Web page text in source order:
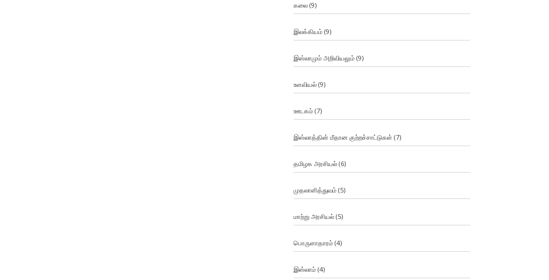
கலை(9)
இலக்கியம்(9)
இஸ்லாமும் அறிவியலும்(9)
உளவியல்(9)
ஊடகம்(7)
இஸ்லாத்தின் மீதான குற்றச்சாட்டுகள் (7)
தமிழக அரசியல்(6)
முதலாளித்துவம்(5)
மாற்று அரசியல்(5)
பொருளாதாரம்(4)
இஸ்லாம்(4)